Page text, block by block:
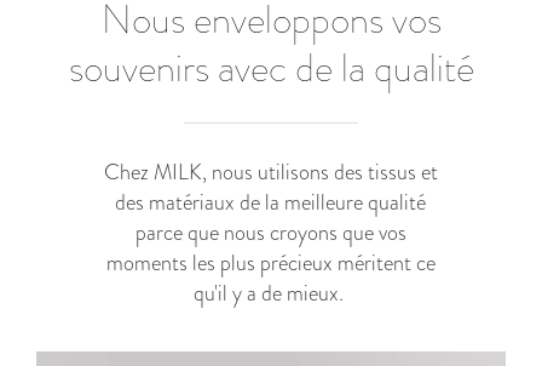
Nous enveloppons vos
souvenirs avec de la qualité
Chez MILK, nous utilisons des tissus et
des matériaux de la meilleure qualité
parce que nous croyons que vos
moments les plus précieux méritent ce
qu'il y a de mieux.